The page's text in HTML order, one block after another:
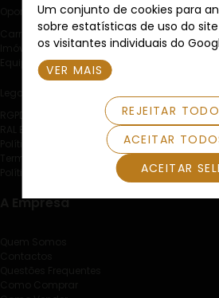
Um conjunto de cookies para
sobre estatísticas de uso do
os visitantes individuais do
VER MAIS
REJEITAR
ACEITAR
ACEITAR
Oportunidades
Imóveis
Equipamentos
A Empresa